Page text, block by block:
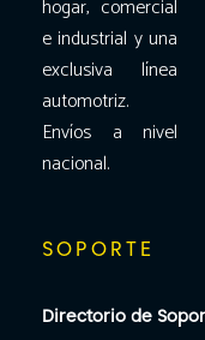
hogar, comercial
e industrial y una
exclusiva línea
automotriz.
Envíos a nivel
nacional.
SOPORTE
Directorio de